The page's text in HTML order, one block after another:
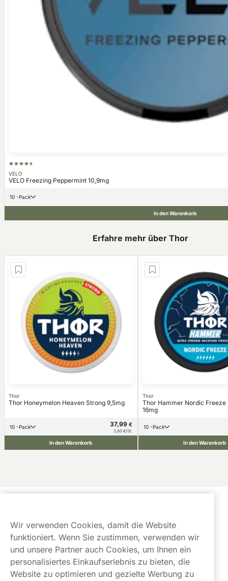
VELO
VELO Freezing Peppermint 10,9mg
10 -Pack
In den Warenkorb
Erfahre mehr über Thor
Thor
Thor Honeymelon Heaven Strong 9,5mg
10 -Pack 37,99 €
3,80 €/St.
In den Warenkorb
Thor
Thor Hammer Nordic Freeze
16mg
10 -Pack
In den Warenkorb
Links
Über uns
Wir verwenden Cookies, damit die Website
funktioniert. Wenn Sie zustimmen, verwenden wir
und unsere Partner auch Cookies, um Ihnen ein
personalisiertes Einkaufserlebnis zu bieten, die
Website zu optimieren und gezielte Werbung zu